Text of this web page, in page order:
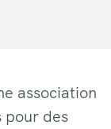
association
pour des